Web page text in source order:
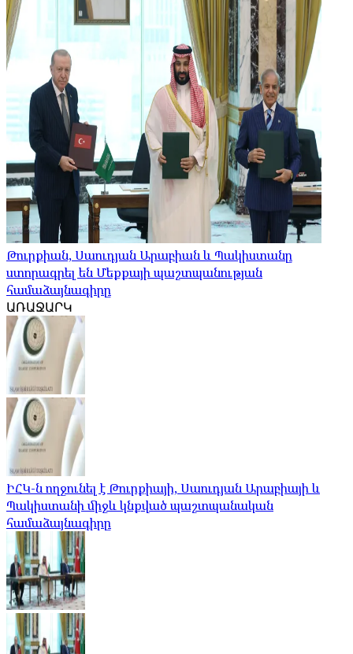
Թուրքիան, Սաուդյան Արաբիան և Պակիստանը
ստորագրել են Մեքքայի պաշտպանության
համաձայնագիրը
ԱՌԱՋԱՐԿ
ԻՀԿ-ն ողջունել է Թուրքիայի, Սաուդյան Արաբիայի և
Պակիստանի միջև կնքված պաշտպանական
համաձայնագիրը